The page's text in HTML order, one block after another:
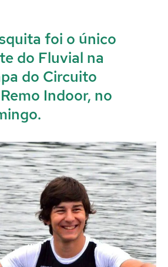
foi o único
do Fluvial na
do Circuito
Indoor, no